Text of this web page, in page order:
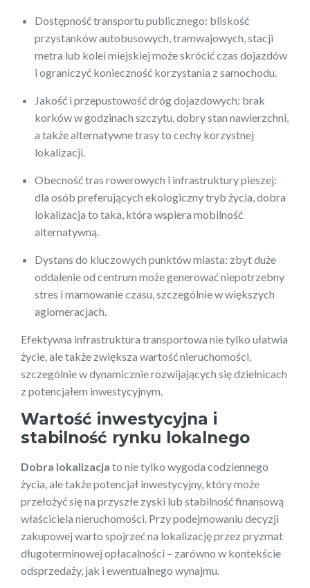
Dostępność transportu publicznego: bliskość
przystanków autobusowych, tramwajowych, stacji
metra lub kolei miejskiej może skrócić czas dojazdów
i ograniczyć konieczność korzystania z samochodu.
Jakość i przepustowość dróg dojazdowych: brak
korków w godzinach szczytu, dobry stan nawierzchni,
a także alternatywne trasy to cechy korzystnej
lokalizacji.
Obecność tras rowerowych i infrastruktury pieszej:
dla osób preferujących ekologiczny tryb życia, dobra
lokalizacja to taka, która wspiera mobilność
alternatywną.
Dystans do kluczowych punktów miasta: zbyt duże
oddalenie od centrum może generować niepotrzebny
stres i marnowanie czasu, szczególnie w większych
aglomeracjach.
Efektywna infrastruktura transportowa nie tylko ułatwia
życie, ale także zwiększa wartość nieruchomości,
szczególnie w dynamicznie rozwijających się dzielnicach
z potencjałem inwestycyjnym.
Wartość inwestycyjna i
stabilność rynku lokalnego
Dobra lokalizacja to nie tylko wygoda codziennego
życia, ale także potencjał inwestycyjny, który może
przełożyć się na przyszłe zyski lub stabilność finansową
właściciela nieruchomości. Przy podejmowaniu decyzji
zakupowej warto spojrzeć na lokalizację przez pryzmat
długoterminowej opłacalności – zarówno w kontekście
odsprzedaży, jak i ewentualnego wynajmu.